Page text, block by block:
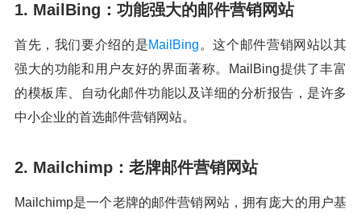
1. MailBing：功能强大的邮件营销网站
首先，我们要介绍的是MailBing 。这个邮件营销网站以其
强大的功能和用户友好的界面著称。MailBing提供了丰富
的模板库、自动化邮件功能以及详细的分析报告，是许多
中小企业的首选邮件营销网站。
2. Mailchimp：老牌邮件营销网站
Mailchimp是一个老牌的邮件营销网站，拥有庞大的用户基